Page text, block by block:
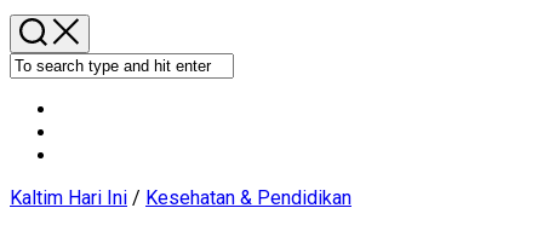
Kaltim Hari Ini / Kesehatan & Pendidikan